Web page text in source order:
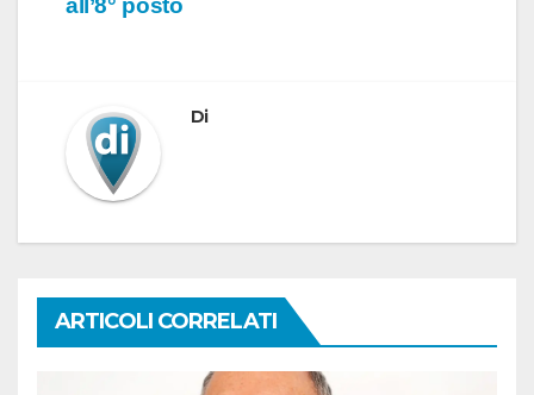
all’8° posto
Di
ARTICOLI CORRELATI